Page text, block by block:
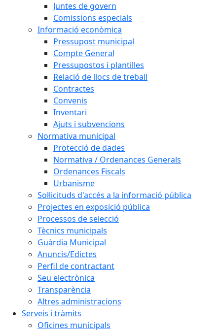
Juntes de govern
Comissions especials
Informació econòmica
Pressupost municipal
Compte General
Pressupostos i plantilles
Relació de llocs de treball
Contractes
Convenis
Inventari
Ajuts i subvencions
Normativa municipal
Protecció de dades
Normativa / Ordenances Generals
Ordenances Fiscals
Urbanisme
Sol·licituds d'accés a la informació pública
Projectes en exposició pública
Processos de selecció
Tècnics municipals
Guàrdia Municipal
Anuncis/Edictes
Perfil de contractant
Seu electrònica
Transparència
Altres administracions
Serveis i tràmits
Oficines municipals